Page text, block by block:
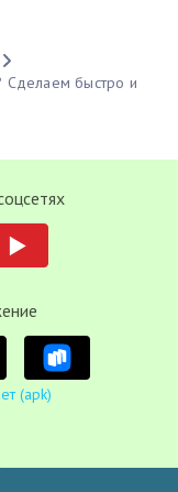
Сделаем быстро и
(apk)